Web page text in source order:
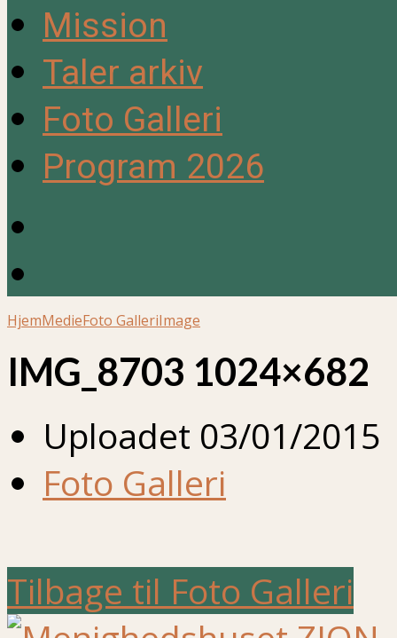
Mission
Taler arkiv
Foto Galleri
Program 2026
HjemMedieFoto GalleriImage
IMG_8703 1024×682
Uploadet 03/01/2015
Foto Galleri
Tilbage til Foto Galleri